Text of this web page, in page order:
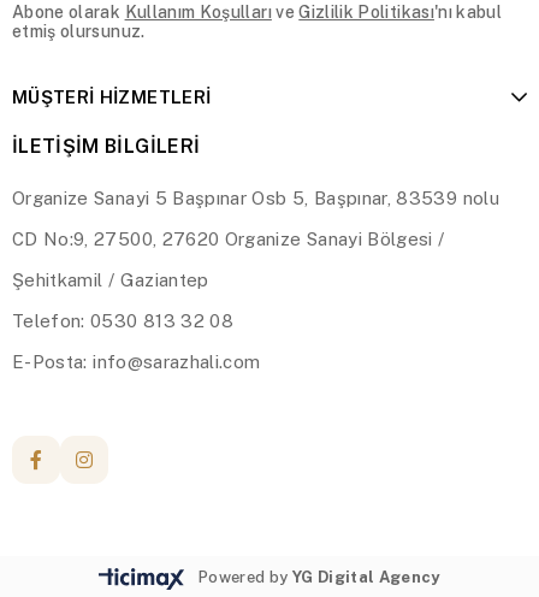
Abone olarak Kullanım KoşullarıveGizlilik Politikası'nı kabul
etmiş olursunuz.
MÜŞTERİ HİZMETLERİ
İLETİŞİM BİLGİLERİ
Organize Sanayi 5 Başpınar Osb 5, Başpınar, 83539 nolu
CD No:9, 27500, 27620 Organize Sanayi Bölgesi /
Şehitkamil / Gaziantep
Telefon: 0530 813 32 08
E-Posta:info@sarazhali.com
Powered by YG Digital Agency